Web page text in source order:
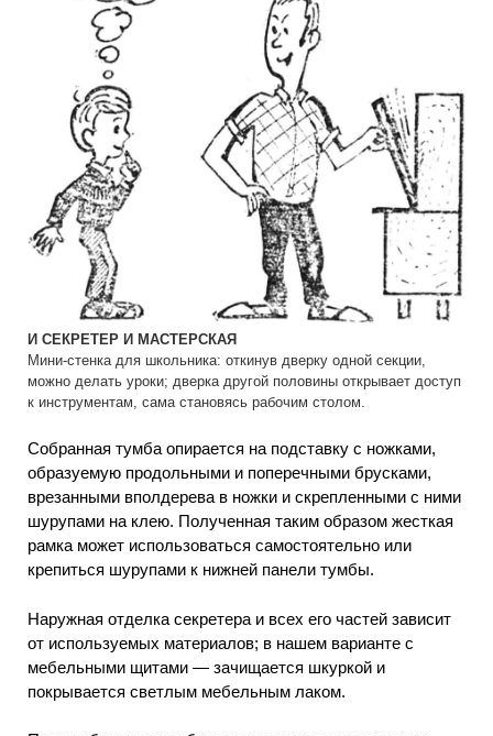
И СЕКРЕТЕР И МАСТЕРСКАЯ
Мини-стенка для школьника: откинув дверку одной секции,
можно делать уроки; дверка другой половины открывает доступ
к инструментам, сама становясь рабочим столом.
Собранная тумба опирается на подставку с ножками,
образуемую продольными и поперечными брусками,
врезанными вполдерева в ножки и скрепленными с ними
шурупами на клею. Полученная таким образом жесткая
рамка может использоваться самостоятельно или
крепиться шурупами к нижней панели тумбы.
Наружная отделка секретера и всех его частей зависит
от используемых материалов; в нашем варианте с
мебельными щитами — зачищается шкуркой и
покрывается светлым мебельным лаком.